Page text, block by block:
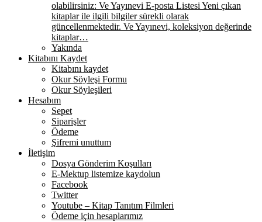
olabilirsiniz: Ve Yayınevi E-posta Listesi Yeni çıkan
kitaplar ile ilgili bilgiler sürekli olarak
güncellenmektedir. Ve Yayınevi, koleksiyon değerinde
kitaplar…
Yakında
Kitabını Kaydet
Kitabını kaydet
Okur Söyleşi Formu
Okur Söyleşileri
Hesabım
Sepet
Siparişler
Ödeme
Şifremi unuttum
İletişim
Dosya Gönderim Koşulları
E-Mektup listemize kaydolun
Facebook
Twitter
Youtube – Kitap Tanıtım Filmleri
Ödeme için hesaplarımız